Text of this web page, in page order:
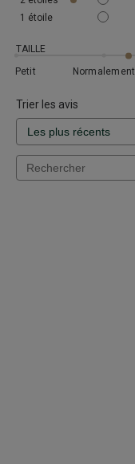
1 étoile
TAILLE
Petit
Normalement
Trier les avis